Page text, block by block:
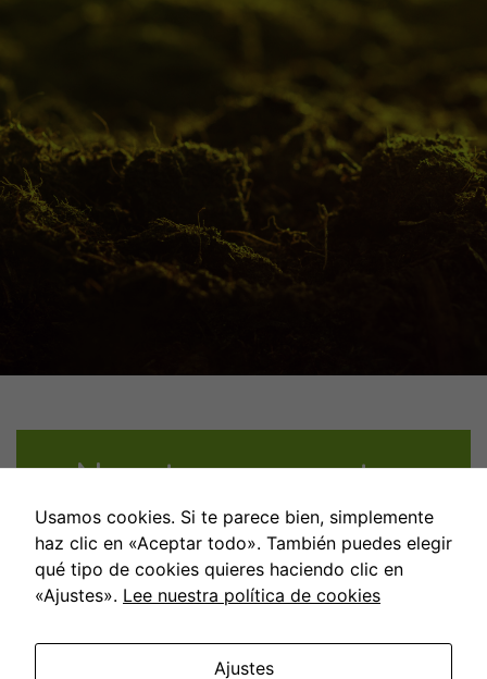
Nuestros proyectos
Usamos cookies. Si te parece bien, simplemente
haz clic en «Aceptar todo». También puedes elegir
qué tipo de cookies quieres haciendo clic en
«Ajustes». Lee nuestra política de cookies
Ajustes